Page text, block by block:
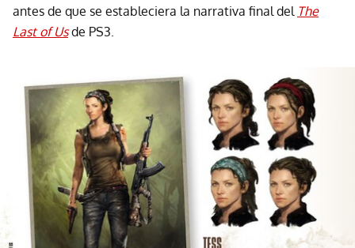
antes de que se estableciera la narrativa final del The
Last of Usde PS3.